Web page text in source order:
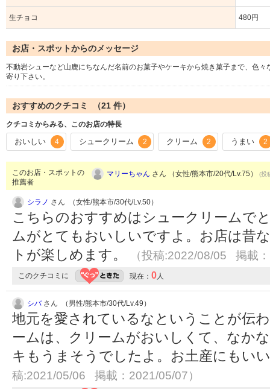
生チョコ 480円
お店・スポットからのメッセージ
不動岩シューなど山鹿にちなんだ名前のお菓子やケーキから焼き菓子まで、色
寄り下さい。
おすすめのクチコミ （21 件）
クチコミからみる、このお店の特長
おいしい 4 シュークリーム 2 クリーム 2 うまい 2
このお店・スポットの
推薦者
マリーちゃん さん （女性/熊本市/20代/Lv.75） (投
シラノ さん （女性/熊本市/30代/Lv.50）
こちらのおすすめはシュークリームで
ムがとてもおいしいですよ。お店は昔
トが楽しめます。
（投稿:2022/08/05 掲載
このクチコミに 現在： 0 人
シバさん （男性/熊本市/30代/Lv.49）
地元を愛されているなということが伝
ームは、クリームがおいしくて、なか
キもうまそうでしたよ。お土産にもい
稿:2021/05/06 掲載：2021/05/07）